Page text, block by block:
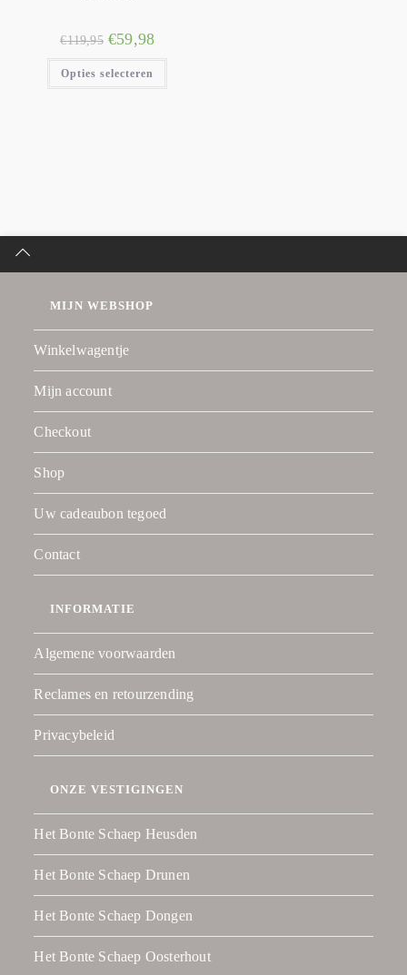
€119,95 €59,98
Opties selecteren
MIJN WEBSHOP
Winkelwagentje
Mijn account
Checkout
Shop
Uw cadeaubon tegoed
Contact
INFORMATIE
Algemene voorwaarden
Reclames en retourzending
Privacybeleid
ONZE VESTIGINGEN
Het Bonte Schaep Heusden
Het Bonte Schaep Drunen
Het Bonte Schaep Dongen
Het Bonte Schaep Oosterhout